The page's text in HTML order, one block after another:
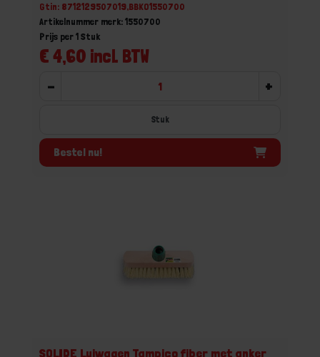
Gtin: 8712129507019,BBKO1550700
Artikelnummer merk: 1550700
€ 4,60 incl. BTW
Prijs per 1 Stuk
- +
Stuk
Bestel nu!
SOLIDE Luiwagen Tampico fiber met anker